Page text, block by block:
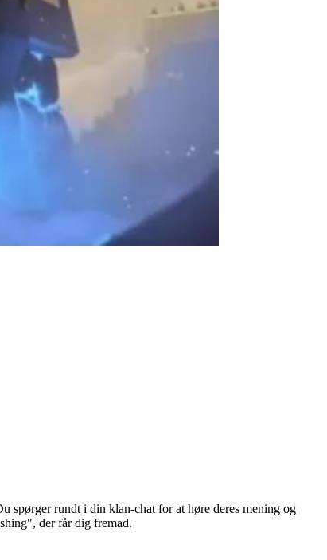
spørger rundt i din klan-chat for at høre deres mening og
der får dig fremad.